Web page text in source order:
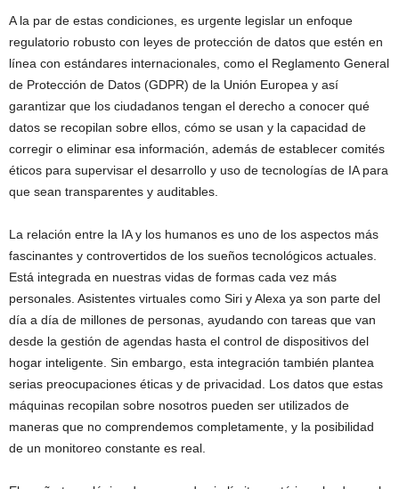
A la par de estas condiciones, es urgente legislar un enfoque
regulatorio robusto con leyes de protección de datos que estén en
línea con estándares internacionales, como el Reglamento General
de Protección de Datos (GDPR) de la Unión Europea y así
garantizar que los ciudadanos tengan el derecho a conocer qué
datos se recopilan sobre ellos, cómo se usan y la capacidad de
corregir o eliminar esa información, además de establecer comités
éticos para supervisar el desarrollo y uso de tecnologías de IA para
que sean transparentes y auditables.
La relación entre la IA y los humanos es uno de los aspectos más
fascinantes y controvertidos de los sueños tecnológicos actuales.
Está integrada en nuestras vidas de formas cada vez más
personales. Asistentes virtuales como Siri y Alexa ya son parte del
día a día de millones de personas, ayudando con tareas que van
desde la gestión de agendas hasta el control de dispositivos del
hogar inteligente. Sin embargo, esta integración también plantea
serias preocupaciones éticas y de privacidad. Los datos que estas
máquinas recopilan sobre nosotros pueden ser utilizados de
maneras que no comprendemos completamente, y la posibilidad
de un monitoreo constante es real.